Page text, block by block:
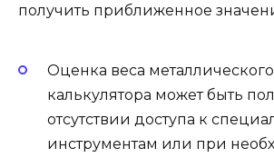
получить приближенное
Оценка веса металлического
калькулятора может быть
отсутствии доступа к
инструментам или при